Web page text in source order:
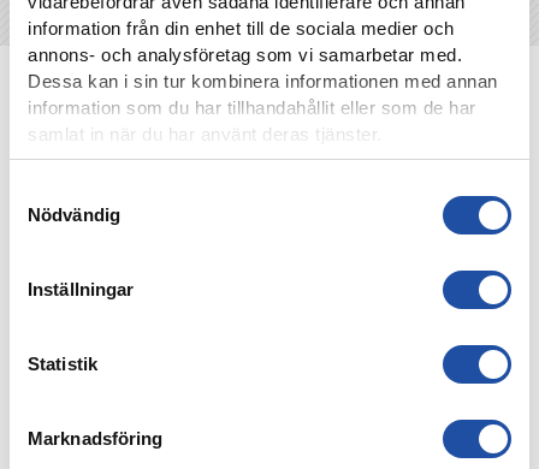
information från din enhet till de sociala medier och
annons- och analysföretag som vi samarbetar med.
Dessa kan i sin tur kombinera informationen med annan
information som du har tillhandahållit eller som de har
samlat in när du har använt deras tjänster.
Nödvändig
Inställningar
Statistik
Marknadsföring
NYHETER
NOELS STORA SHOW I 3-0-SEGERN – “OTROLIG KÄNSLA